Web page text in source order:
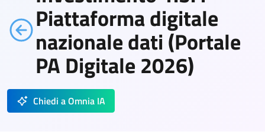
Piattaforma digitale
nazionale dati (Portale
PA Digitale 2026)
Chiedi a Omnia IA